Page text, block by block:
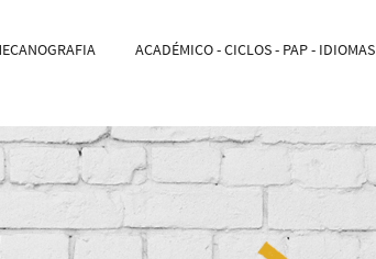
ACADÉMICO - CICLOS - PAP - IDIOMAS